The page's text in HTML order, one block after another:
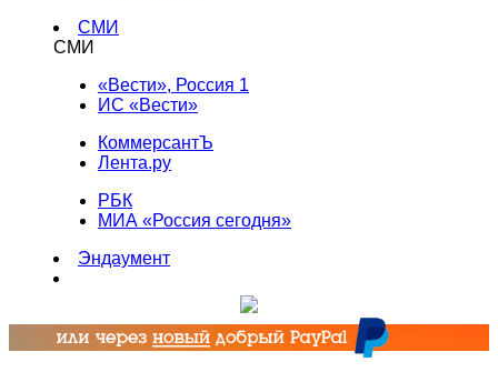
СМИ
СМИ
«Вести», Россия 1
ИС «Вести»
КоммерсантЪ
Лента.ру
РБК
МИА «Россия сегодня»
Эндаумент